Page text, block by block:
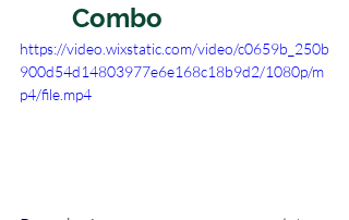
Combo
https://video.wixstatic.com/video/c0659b_250b
900d54d14803977e6e168c18b9d2/1080p/m
p4/file.mp4